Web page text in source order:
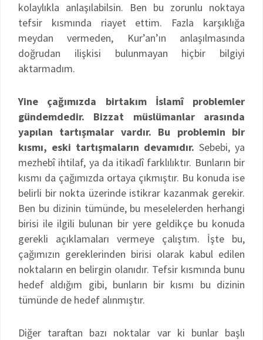
kolaylıkla anlaşılabilsin. Ben bu zorunlu noktaya
tefsir kısmında riayet ettim. Fazla karşıklığa
meydan vermeden, Kur’an’ın anlaşılmasında
doğrudan ilişkisi bulunmayan hiçbir bilgiyi
aktarmadım.
Yine çağımızda birtakım İslamî problemler
gündemdedir. Bizzat müslümanlar arasında
yapılan tartışmalar vardır. Bu problemin bir
kısmı, eski tartışmaların devamıdır. Sebebi, ya
mezhebî ihtilaf, ya da itikadî farklılıktır. Bunların bir
kısmı da çağımızda ortaya çıkmıştır. Bu konuda ise
belirli bir nokta üzerinde istikrar kazanmak gerekir.
Ben bu dizinin tümünde, bu meselelerden herhangi
birisi ile ilgili bulunan bir yere geldikçe bu konuda
gerekli açıklamaları vermeye çalıştım. İşte bu,
çağımızın gereklerinden birisi olarak kabul edilen
noktaların en belirgin olanıdır. Tefsir kısmında bunu
hedef aldığım gibi, bunların bir kısmı bu dizinin
tümünde de hedef alınmıştır.
Diğer taraftan bazı noktalar var ki bunlar başlı